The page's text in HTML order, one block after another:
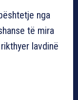
nga
të mira
lavdinë